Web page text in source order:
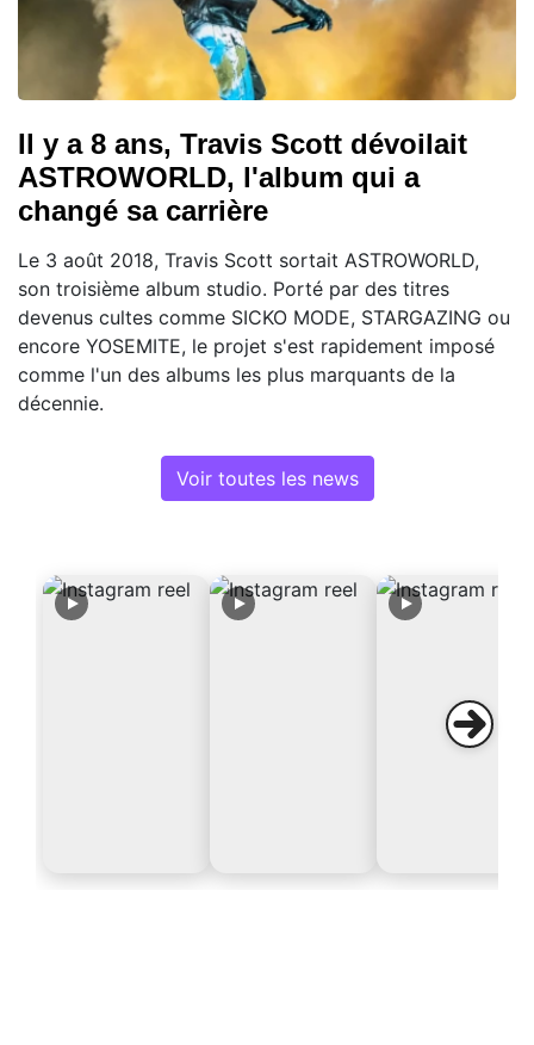
Il y a 8 ans, Travis Scott dévoilait
ASTROWORLD, l'album qui a
changé sa carrière
Le 3 août 2018, Travis Scott sortait ASTROWORLD,
son troisième album studio. Porté par des titres
devenus cultes comme SICKO MODE, STARGAZING ou
encore YOSEMITE, le projet s'est rapidement imposé
comme l'un des albums les plus marquants de la
décennie.
Voir toutes les news